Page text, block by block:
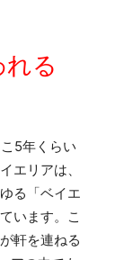
る
5年くらい
エリアは、
る「ベイエ
います。こ
軒を連ねる